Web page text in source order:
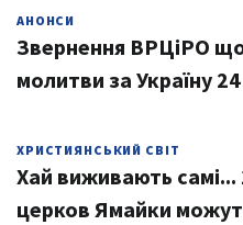
АНОНСИ
Звернення ВРЦіРО
молитви за Україну
ХРИСТИЯНСЬКИЙ СВІТ
Хай виживають
церков Ямайки